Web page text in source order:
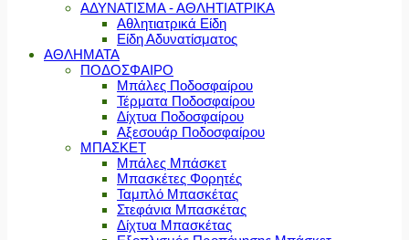
ΑΔΥΝΑΤΙΣΜΑ - ΑΘΛΗΤΙΑΤΡΙΚΑ
Αθλητιατρικά Είδη
Είδη Αδυνατίσματος
ΑΘΛΗΜΑΤΑ
ΠΟΔΟΣΦΑΙΡΟ
Μπάλες Ποδοσφαίρου
Τέρματα Ποδοσφαίρου
Δίχτυα Ποδοσφαίρου
Αξεσουάρ Ποδοσφαίρου
ΜΠΑΣΚΕΤ
Μπάλες Μπάσκετ
Μπασκέτες Φορητές
Ταμπλό Μπασκέτας
Στεφάνια Μπασκέτας
Δίχτυα Μπασκέτας